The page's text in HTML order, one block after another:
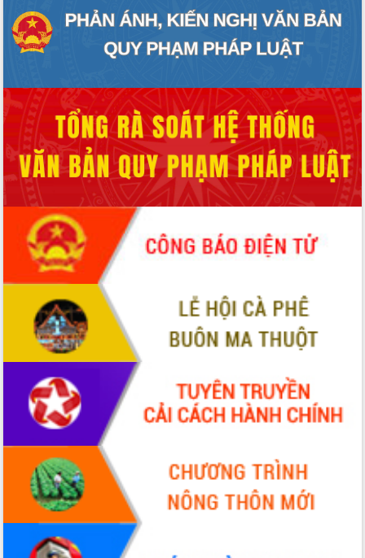
ứng để giữ vững thị trường xuất khẩu
Diễn đàn Kinh tế tư nhân Việt Nam đột
phá cơ chế - Hợp tác công tư
Kết nối tour, đẩy mạnh chuyển đổi số
để phát triển du lịch Đắk Lắk
Khởi động Dự án Đầu tư xây dựng hạ
tầng kỹ thuật Cụm công nghiệp Tân
Tiến
Gặp mặt các cơ quan báo chí nhân Kỷ
niệm 101 năm Ngày Báo chí Cách
mạng Việt Nam
Đắk Lắk sơ kết 4 năm triển khai thực
hiện Đề án 06 của Chính phủ
Họp báo thông tin về Hội nghị Công bố
Quy hoạch và Xúc tiến đầu tư tỉnh Đắk
Khơi thông điểm nghẽn, đẩy nhanh
giải ngân vốn khắc phục thiên tai
HĐND tỉnh thông qua điều chỉnh Quy
hoạch tỉnh thời kỳ 2021-2030
Hội thảo góp ý hồ sơ điều chỉnh quy
hoạch tỉnh Đắk Lắk thời kỳ 2021-2030,
tầm nhìn đến năm 2050
Nâng cao hiệu quả hoạt động của các
doanh nghiệp nhà nước
Hội nghị triển khai kết nối mạng
truyền số liệu chuyên dùng phục vụ cơ
quan Đảng, Nhà nước
Lễ phát động chuỗi hoạt động chung